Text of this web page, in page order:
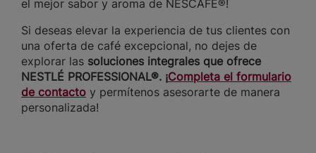
el mejor sabor y aroma de NESCAFÉ®!
Si deseas elevar la experiencia de tus clientes con
una oferta de café excepcional, no dejes de
explorar las soluciones integrales que ofrece
NESTLÉ PROFESSIONAL®. ¡Completa el formulario
de contacto y permítenos asesorarte de manera
personalizada!